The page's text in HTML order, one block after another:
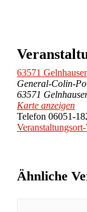
63571
General-Colin-
63571
Karte anzeigen
Telefon 06051-
Ähnliche